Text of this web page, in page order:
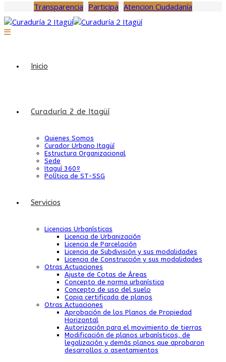
Transparencia Participa Atencion Ciudadanía
Inicio
Curaduría 2 de Itagüí
Quienes Somos
Curador Urbano Itagüí
Estructura Organizacional
Sede
Itaguí 360º
Política de ST-SSG
Servicios
Licencias Urbanísticas
Licencia de Urbanización
Licencia de Parcelación
Licencia de Subdivisión y sus modalidades
Licencia de Construcción y sus modalidades
Otras Actuaciones
Ajuste de Cotas de Áreas
Concepto de norma urbanística
Concepto de uso del suelo
Copia certificada de planos
Otras Actuaciones
Aprobación de los Planos de Propiedad
Horizontal
Autorización para el movimiento de tierras
Modificación de planos urbanísticos, de
legalización y demás planos que aprobaron
desarrollos o asentamientos